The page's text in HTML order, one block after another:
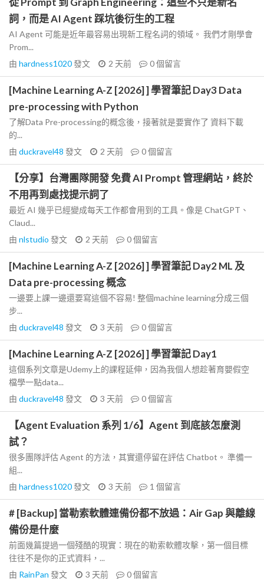
詞，而是 AI Agent 踩坑後衍生的工程
AI Agent 可能是近年最容易出現新工程名詞的領域。 我們才剛學會
Prom...
由 hardness1020發文 2 天前 0個留言
[Machine Learning A-Z [2026] ] 學習筆記 Day3 Data
pre-processing with Python
了解Data Pre-processing的概念後，接著就是要實作了 資料下載
的...
由 duckravel48 發文 2 天前 0個留言
【分享】台灣團隊開發 免費 AI Prompt 管理網站，終於
不用再到處找提示詞了
最近 AI 幾乎已經變成每天工作都會用到的工具。像是 ChatGPT、
Claud...
由 nlstudio 發文 2 天前 0個留言
[Machine Learning A-Z [2026] ] 學習筆記 Day2 ML 及
Data pre-processing 概念
一邊要上課一邊還要寫這個不容易! 整個machine learning分成三個
步...
由 duckravel48 發文 3 天前 0個留言
[Machine Learning A-Z [2026] ] 學習筆記 Day1
這個系列文章是Udemy上的課程延伸，因為我個人想趁著育嬰假空
檔學一點data...
由 duckravel48 發文 3 天前 0個留言
【Agent Evaluation 系列 1/6】Agent 到底該怎麼測
試？
很多團隊評估 Agent 的方法，其實還停留在評估 Chatbot。 準備一
組...
由 hardness1020發文 3 天前 1 個留言
# [Backup] 當勒索軟體連備份都不放過：Air Gap 與離線
備份是什麼
前面幾篇提過一個殘酷的現實：現在的勒索軟體攻擊，第一個目標
往往不是你的正式資料，...
由 RainPan 發文 3 天前 0個留言